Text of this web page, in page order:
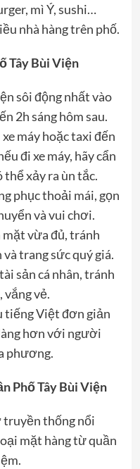
mì Ý, sushi…
nhà hàng trên phố.
Tây Bùi Viện
sôi động nhất vào
2h sáng hôm sau.
máy hoặc taxi đến
đi xe máy, hãy cẩn
thể xảy ra ùn tắc.
phục thoải mái, gọn
và vui chơi.
vừa đủ, tránh
trang sức quý giá.
sản cá nhân, tránh
vắng vẻ.
tiếng Việt đơn giản
hơn với người
phương.
Phố Tây Bùi Viện
truyền thống nổi
mặt hàng từ quần